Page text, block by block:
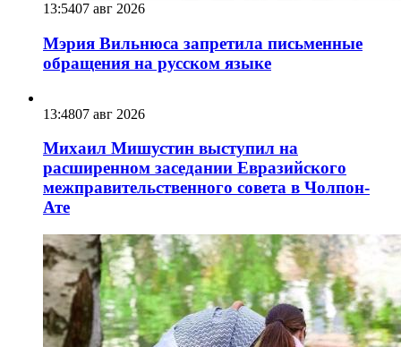
13:5407 авг 2026
Мэрия Вильнюса запретила письменные
обращения на русском языке
13:4807 авг 2026
Михаил Мишустин выступил на
расширенном заседании Евразийского
межправительственного совета в Чолпон-
Ате